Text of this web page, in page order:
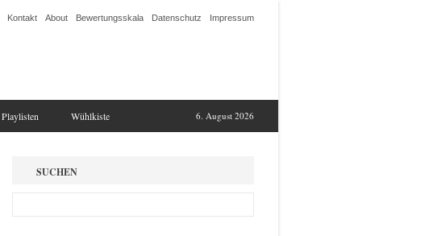
Kontakt About Bewertungsskala Datenschutz Impressum
6. August 2026
Playlisten Wühlkiste
SUCHEN